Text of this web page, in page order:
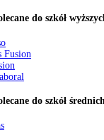
do szkół
Fusion
do szkół